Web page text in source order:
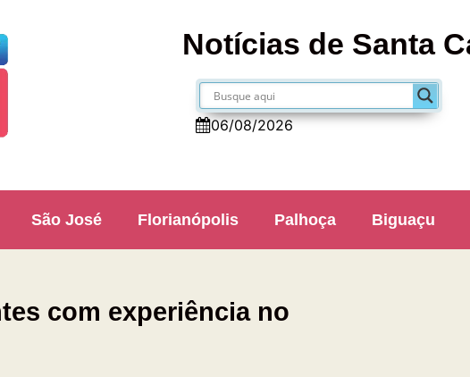
Notícias de Santa
06/08/2026
São José Florianópolis Palhoça Biguaçu
com experiência no